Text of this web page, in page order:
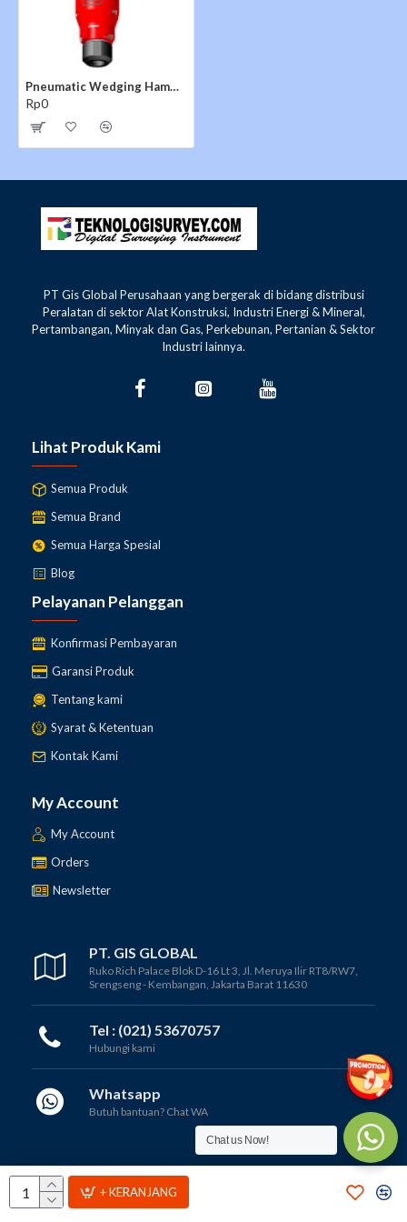
+ KERANJANG
Pneumatic Wedging Hammer TOPAC T79
Rp0
PT Gis Global Perusahaan yang bergerak di bidang distribusi
Peralatan di sektor Alat Konstruksi, Industri Energi & Mineral,
Pertambangan, Minyak dan Gas, Perkebunan, Pertanian & Sektor
Industri lainnya.
Lihat Produk Kami
Semua Produk
Semua Brand
Semua Harga Spesial
Blog
Pelayanan Pelanggan
Konfirmasi Pembayaran
Garansi Produk
Tentang kami
Syarat & Ketentuan
Kontak Kami
My Account
My Account
Orders
Newsletter
PT. GIS GLOBAL
Ruko Rich Palace Blok D-16 Lt 3, Jl. Meruya Ilir RT8/RW7,
Srengseng - Kembangan, Jakarta Barat 11630
Tel : (021) 53670757
Hubungi kami
Whatsapp
Butuh bantuan? Chat WA
Copyright © 2012 - 2025, PT GIS GLOBAL
Chat us Now!